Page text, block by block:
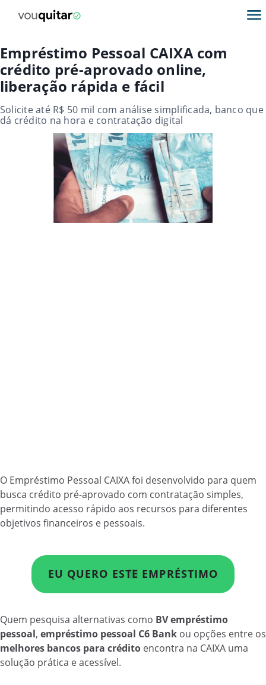
Empréstimo Pessoal CAIXA com
crédito pré-aprovado online,
liberação rápida e fácil
Solicite até R$ 50 mil com análise simplificada, banco que
dá crédito na hora e contratação digital
O Empréstimo Pessoal CAIXA foi desenvolvido para quem
busca crédito pré-aprovado com contratação simples,
permitindo acesso rápido aos recursos para diferentes
objetivos financeiros e pessoais.
EU QUERO ESTE EMPRÉSTIMO
Quem pesquisa alternativas como BV empréstimo
pessoal, empréstimo pessoal C6 Bank ou opções entre os
melhores bancos para crédito encontra na CAIXA uma
solução prática e acessível.